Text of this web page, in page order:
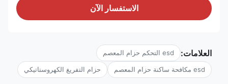
الاستفسار الآن
العلامات: esd التحكم حزام المعصم
esd مكافحة ساكنة حزام المعصم حزام التفريغ الكهروستاتيكي